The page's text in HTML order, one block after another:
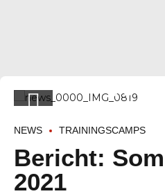
NEWS TRAININGSCAMPS
Bericht:
2021